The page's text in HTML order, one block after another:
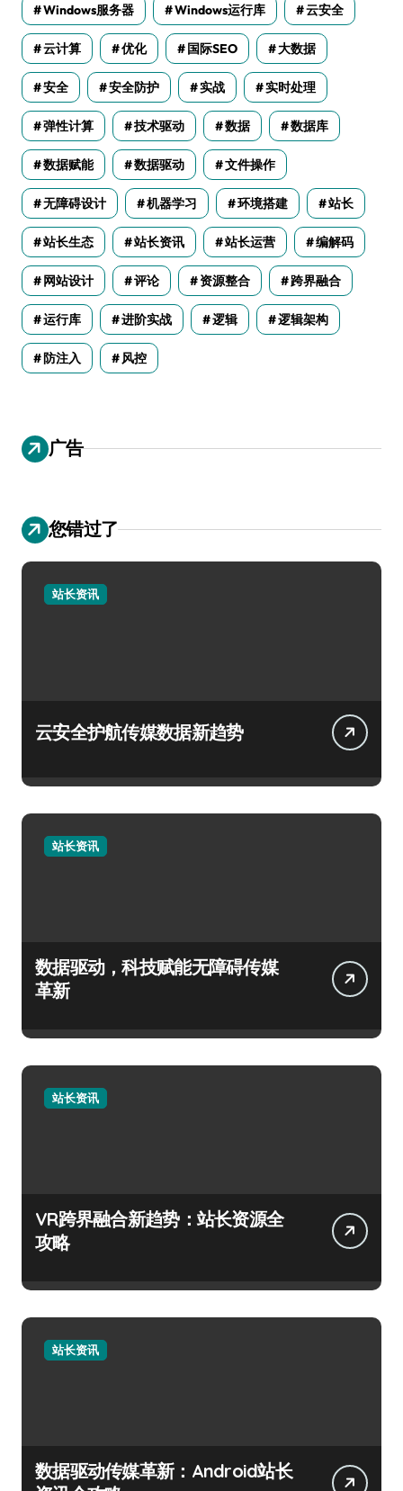
Windows服务器 Windows运行库 云安全
云计算 优化 国际SEO 大数据
安全 安全防护 实战 实时处理
弹性计算 技术驱动 数据 数据库
数据赋能 数据驱动 文件操作
无障碍设计 机器学习 环境搭建 站长
站长生态 站长资讯 站长运营 编解码
网站设计 评论 资源整合 跨界融合
运行库 进阶实战 逻辑 逻辑架构
防注入 风控
广告
您错过了
站长资讯
云安全护航传媒数据新趋势
站长资讯
数据驱动，科技赋能无障碍传媒
革新
站长资讯
VR跨界融合新趋势：站长资源全
攻略
站长资讯
数据驱动传媒革新：Android站长